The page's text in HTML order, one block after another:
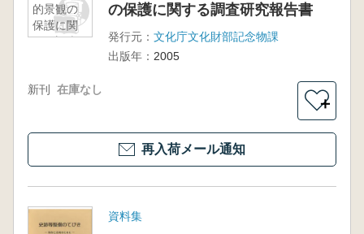
的景観の
保護に関
する調査
の保護に関する調査研究報告書
発行元： 文化庁文化財部記念物課
出版年： 2005
新刊 在庫なし
＋
再入荷メール通知
資料集